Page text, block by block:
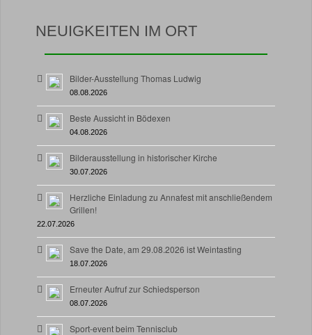
NEUIGKEITEN IM ORT
Bilder-Ausstellung Thomas Ludwig
08.08.2026
Beste Aussicht in Bödexen
04.08.2026
Bilderausstellung in historischer Kirche
30.07.2026
Herzliche Einladung zu Annafest mit anschließendem
Grillen!
22.07.2026
Save the Date, am 29.08.2026 ist Weintasting
18.07.2026
Erneuter Aufruf zur Schiedsperson
08.07.2026
Sport-event beim Tennisclub